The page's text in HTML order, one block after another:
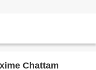
Chattam